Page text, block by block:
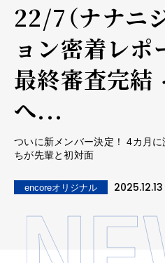
22/7（ナナニ
ョン密着レポ
最終審査完結
へ...
ついに新メンバー決定！ 4カ月
ちが先輩と初対面
encoreオリジナル 2025.12.13